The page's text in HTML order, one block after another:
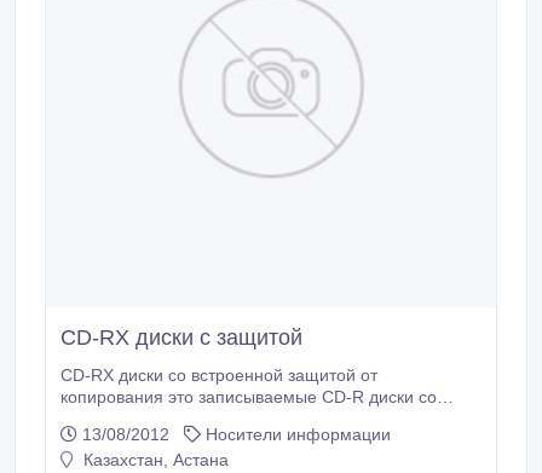
CD-RX диски с защитой
CD-RX диски со встроенной защитой от
копирования это записываемые CD-R диски со
несанкционированного доступа к информации от
компании HexaLock™. CD-RX диски — это
13/08/2012
Носители информации
Казахстан, Астана